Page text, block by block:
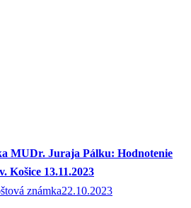
MUDr. Juraja Pálku: Hodnotenie
Košice 13.11.2023
známka22.10.2023